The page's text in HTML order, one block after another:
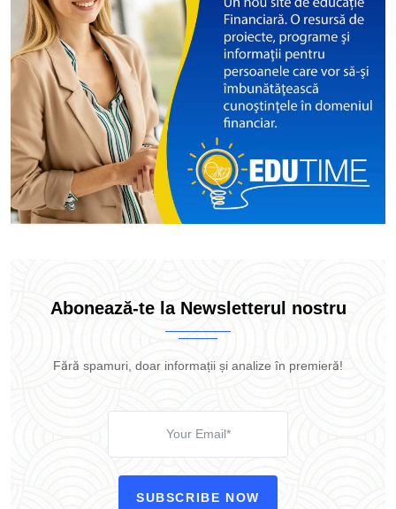
Abonează-te la Newsletterul nostru
Fără spamuri, doar informații și analize în premieră!
SUBSCRIBE NOW